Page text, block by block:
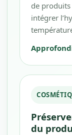
de
intégrer
du